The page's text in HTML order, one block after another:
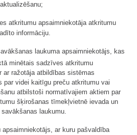
atkritumu apsaimniekotāja atkritumu
informāciju.
laukuma apsaimniekotājs, kas
minētais sadzīves atkritumu
ar ražotāja atbildības sistēmas
par videi kaitīgu preču atkritumu vai
atbilstoši normatīvajiem aktiem par
šķirošanas tīmekļvietnē ievada un
laukumu.
ar kuru pašvaldība